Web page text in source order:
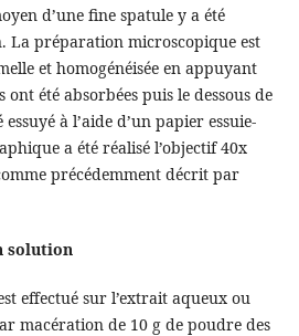
d’une fine spatule y a été
La préparation microscopique est
et homogénéisée en appuyant
été absorbées puis le dessous de
à l’aide d’un papier essuie-
a été réalisé l’objectif 40x
précédemment décrit par
solution
effectué sur l’extrait aqueux ou
macération de 10 g de poudre des